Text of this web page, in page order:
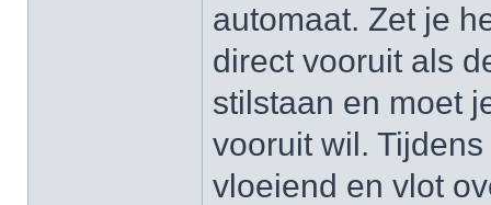
automaat. Zet je
direct vooruit als
stilstaan en moet
vooruit wil.
vloeiend en vlot